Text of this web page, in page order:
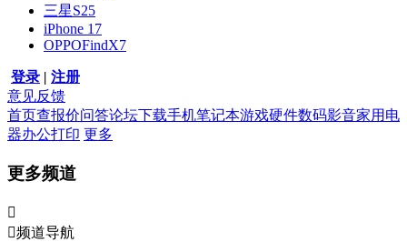
三星S25
iPhone 17
OPPOFindX7
登录 | 注册
意见反馈
首页查报价问答论坛下载手机笔记本游戏硬件数码影音家用电
器办公打印 更多
更多频道

频道导航